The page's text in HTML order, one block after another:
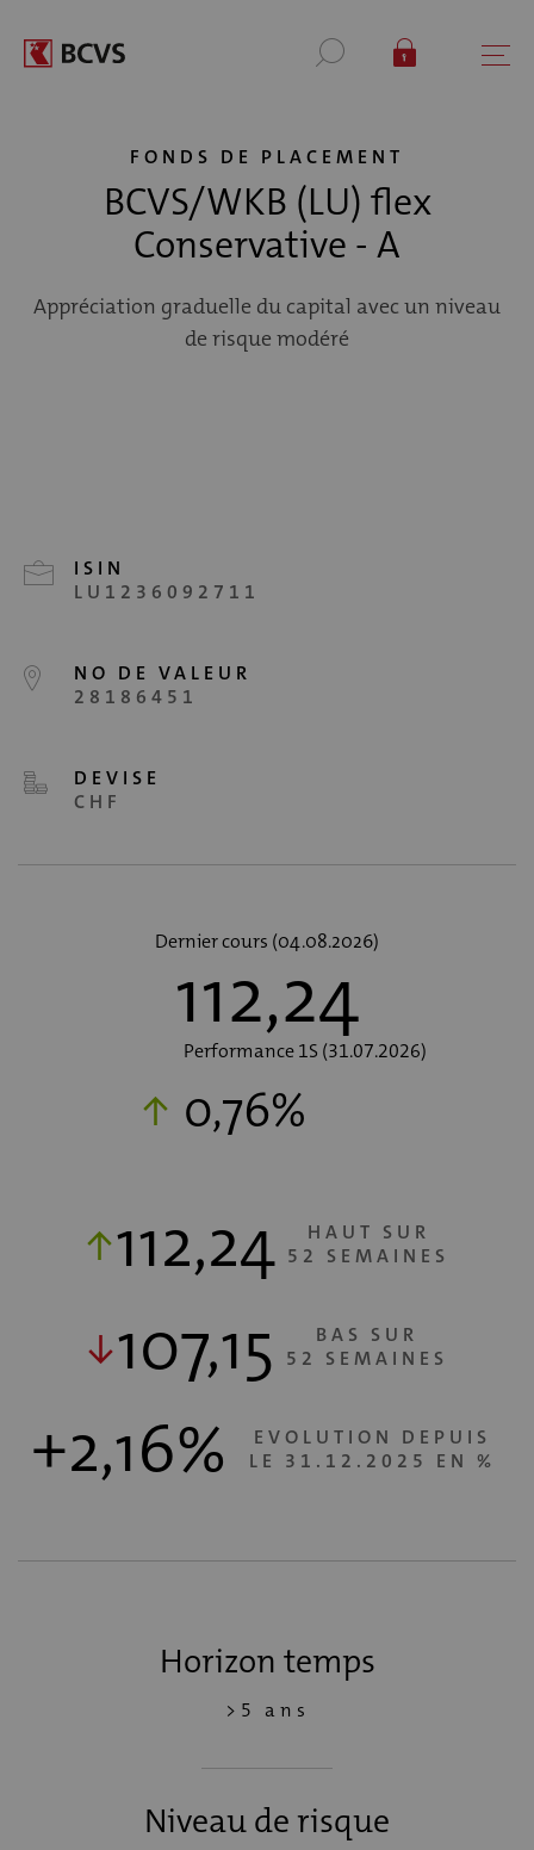
FONDS DE PLACEMENT
BCVS/WKB (LU) flex
Conservative - A
Appréciation graduelle du capital avec un niveau
de risque modéré
ISIN
LU1236092711
NO DE VALEUR
28186451
DEVISE
CHF
Dernier cours (04.08.2026)
112,24
Performance 1S (31.07.2026)
0,76%
112,24
HAUT SUR
52 SEMAINES
107,15
BAS SUR
52 SEMAINES
+2,16%
EVOLUTION DEPUIS
LE 31.12.2025 EN %
Horizon temps
>5 ans
Niveau de risque